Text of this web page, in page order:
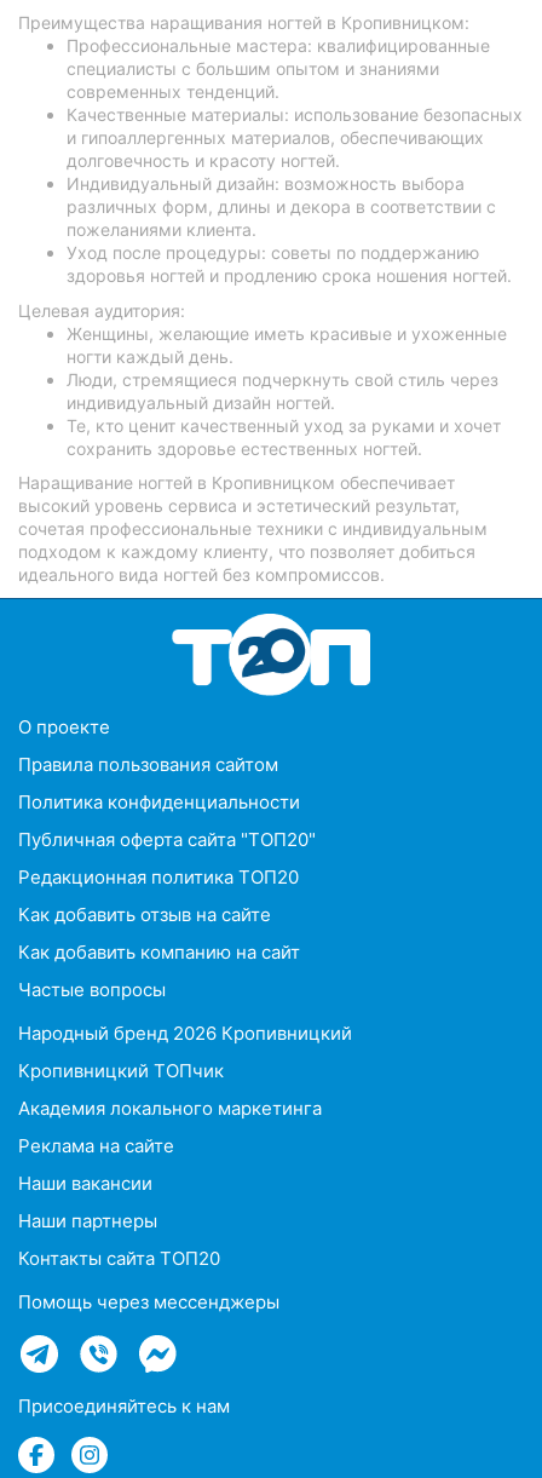
Преимущества наращивания ногтей в Кропивницком:
Профессиональные мастера: квалифицированные
специалисты с большим опытом и знаниями
современных тенденций.
Качественные материалы: использование безопасных
и гипоаллергенных материалов, обеспечивающих
долговечность и красоту ногтей.
Индивидуальный дизайн: возможность выбора
различных форм, длины и декора в соответствии с
пожеланиями клиента.
Уход после процедуры: советы по поддержанию
здоровья ногтей и продлению срока ношения ногтей.
Целевая аудитория:
Женщины, желающие иметь красивые и ухоженные
ногти каждый день.
Люди, стремящиеся подчеркнуть свой стиль через
индивидуальный дизайн ногтей.
Те, кто ценит качественный уход за руками и хочет
сохранить здоровье естественных ногтей.
Наращивание ногтей в Кропивницком обеспечивает
высокий уровень сервиса и эстетический результат,
сочетая профессиональные техники с индивидуальным
подходом к каждому клиенту, что позволяет добиться
идеального вида ногтей без компромиссов.
O проекте
Правила пользования сайтом
Политика конфиденциальности
Публичная оферта сайта "ТОП20"
Редакционная политика ТОП20
Как добавить отзыв на сайте
Как добавить компанию на сайт
Частые вопросы
Народный бренд 2026 Кропивницкий
Кропивницкий ТОПчик
Академия локального маркетинга
Реклама на сайте
Наши вакансии
Наши партнеры
Контакты сайта ТОП20
Помощь через мессенджеры
Присоединяйтесь к нам